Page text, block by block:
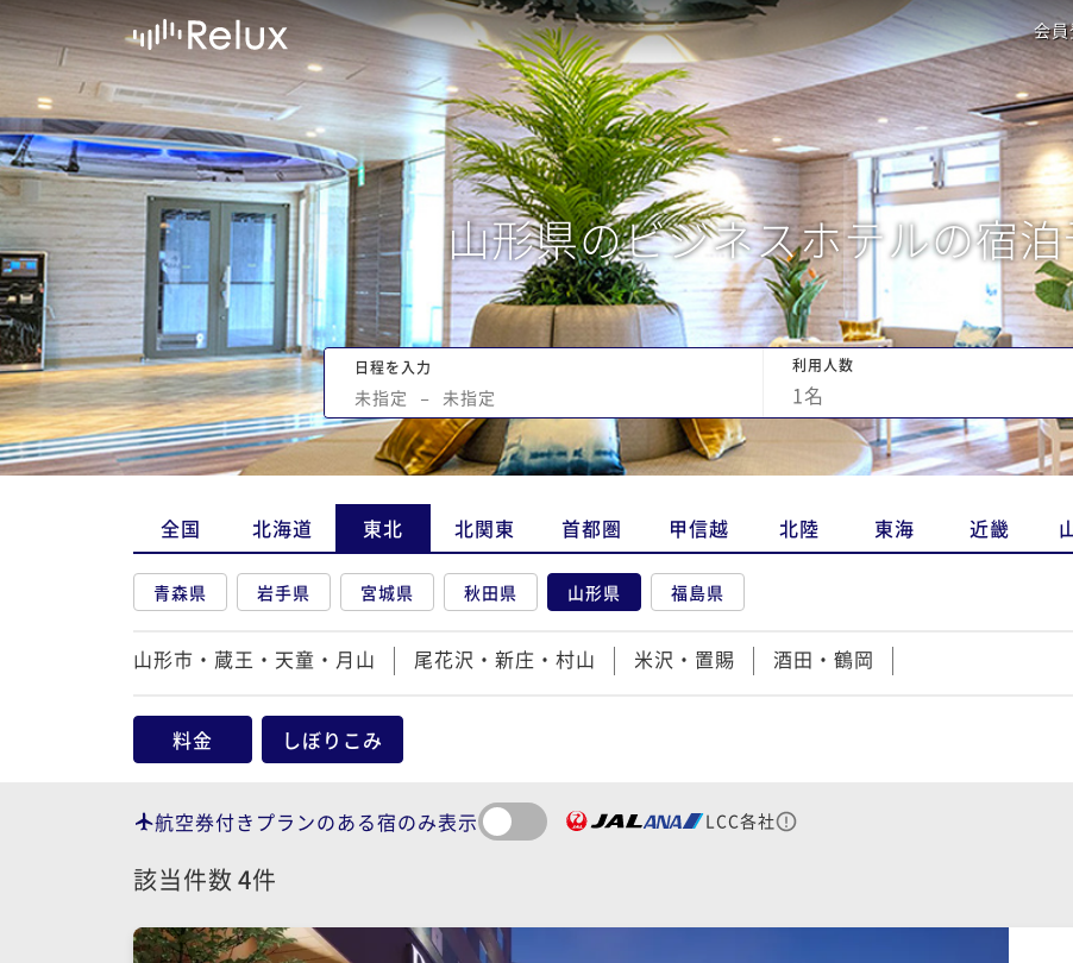
会
山形県のビジネスホテルの宿
日程を入力
未指定 − 未指定
利用人数
1名
全国 北海道 東北 北関東 首都圏 甲信越 北陸 東海 近畿
青森県 岩手県 宮城県 秋田県 山形県 福島県
山形市・蔵王・天童・月山 尾花沢・新庄・村山 米沢・置賜 酒田・鶴岡
料金 しぼりこみ
航空券付きプランのある宿のみ表示 LCC各社
該当件数 4件